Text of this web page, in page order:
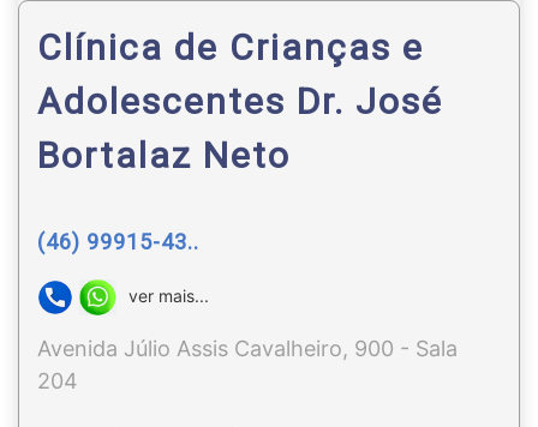
Clínica de Crianças e
Adolescentes Dr. José
Bortalaz Neto
(46) 99915-43..
ver mais...
Avenida Júlio Assis Cavalheiro, 900 - Sala
204